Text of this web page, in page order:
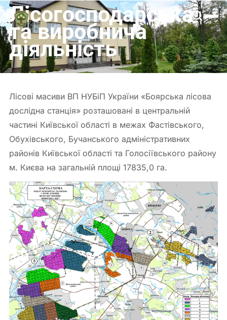
Лісогосподарська
та виробнича
діяльність
Лісові масиви ВП НУБіП України «Боярська лісова
дослідна станція» розташовані в центральній
частині Київської області в межах Фастівського,
Обухівського, Бучанського адміністративних
районів Київської області та Голосіївського району
м. Києва на загальній площі 17835,0 га.